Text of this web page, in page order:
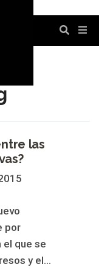
las
por
el que se
y el...